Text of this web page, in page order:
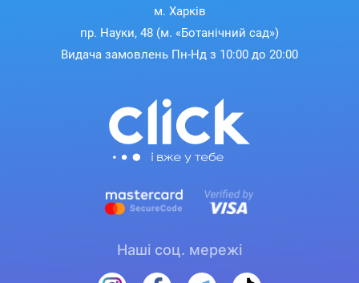
м. Харків
пр. Науки, 48 (м. «Ботанічний сад»)
Видача замовлень Пн-Нд з 10:00 до 20:00
Наші соц. мережі